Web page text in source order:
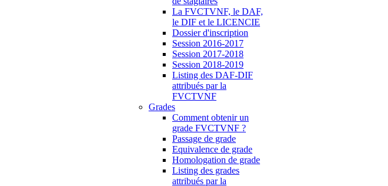
La FVCTVNF, le DAF,
le DIF et le LICENCIE
Dossier d'inscription
Session 2016-2017
Session 2017-2018
Session 2018-2019
Listing des DAF-DIF
attribués par la
FVCTVNF
Grades
Comment obtenir un
grade FVCTVNF ?
Passage de grade
Equivalence de grade
Homologation de grade
Listing des grades
attribués par la